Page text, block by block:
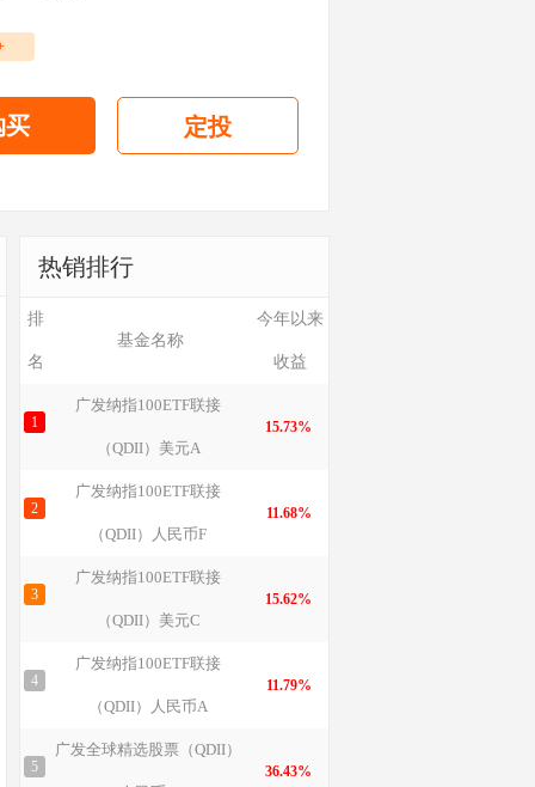
买 定投
热销排行
排
名
基金名称
今年以来
收益
1
广发纳指100ETF联接
（QDII）美元A
15.73%
2
广发纳指100ETF联接
（QDII）人民币F
11.68%
3
广发纳指100ETF联接
（QDII）美元C
15.62%
4
广发纳指100ETF联接
（QDII）人民币A
11.79%
5
广发全球精选股票（QDII）
36.43%